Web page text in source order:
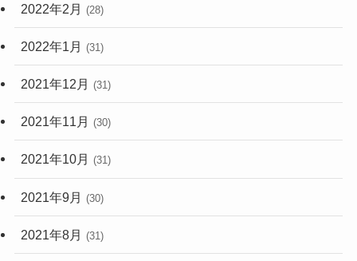
2022年2月 (28)
2022年1月 (31)
2021年12月 (31)
2021年11月 (30)
2021年10月 (31)
2021年9月 (30)
2021年8月 (31)